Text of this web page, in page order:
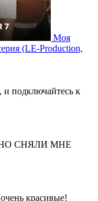
Моя
(LE-Production,
и подключайтесь к
СНЯЛИ МНЕ
красивые!